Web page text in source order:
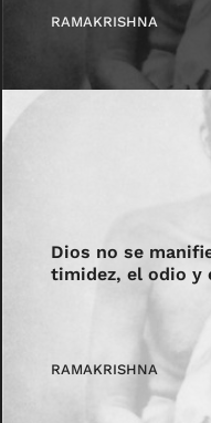
RAMAKRISHNA
Dios no se
timidez, el odio y
RAMAKRISHNA